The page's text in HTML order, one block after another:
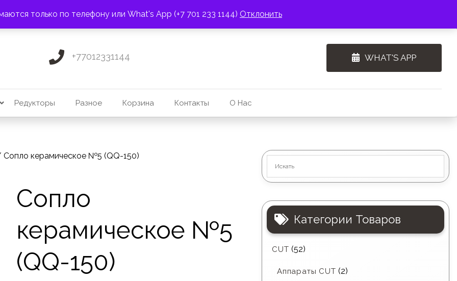
только по телефону или What's App (+7 701 233 1144) Отклонить
ПОЧТА: 3275131@mail.ru
+77012331144 WHAT'S APP
Редукторы Разное Корзина Контакты О Нас
керамическое №5 (QQ-150)
Сопло
керамическое №5
(QQ-150)
Категории Товаров
CUT (52)
Аппараты CUT (2)